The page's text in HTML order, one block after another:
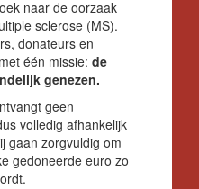
naar de oorzaak
sclerose (MS).
donateurs en
één missie: de
genezen.
geen
volledig afhankelijk
gaan zorgvuldig om
gedoneerde euro zo